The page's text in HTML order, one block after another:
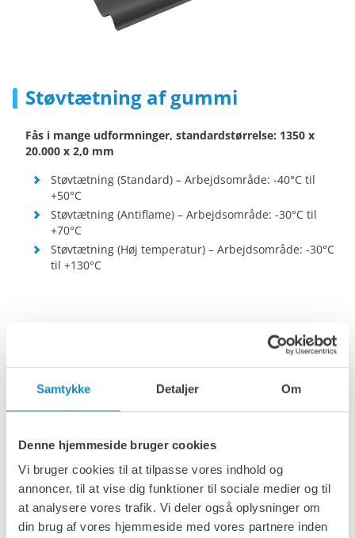
Samtykke Detaljer Om
Denne hjemmeside bruger cookies
Vi bruger cookies til at tilpasse vores indhold og
annoncer, til at vise dig funktioner til sociale medier og til
at analysere vores trafik. Vi deler også oplysninger om
din brug af vores hjemmeside med vores partnere inden
Støvtætning af gummi
Fås i mange udformninger, standardstørrelse: 1350 x
20.000 x 2,0 mm
Støvtætning (Standard) – Arbejdsområde: -40°C til
+50°C
Støvtætning (Antiflame) – Arbejdsområde: -30°C til
+70°C
Støvtætning (Høj temperatur) – Arbejdsområde: -30°C
til +130°C